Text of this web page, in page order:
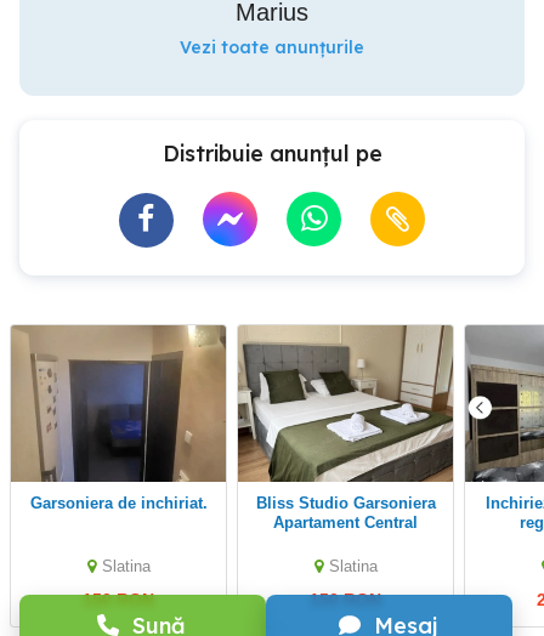
Sună Mesaj
Marius
Vezi toate anunțurile
Distribuie anunțul pe
Garsoniera de inchiriat.
Slatina
150 RON
Bliss Studio Garsoniera
Apartament Central
Hotelier
Slatina
150 RON
Inchiriez apartament in